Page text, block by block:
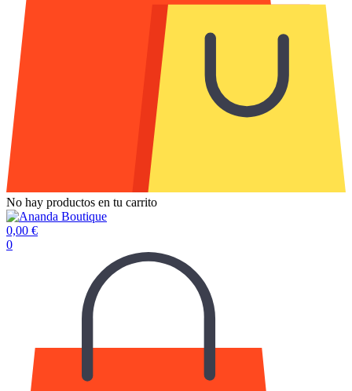
No hay productos en tu carrito
0,00 €
0